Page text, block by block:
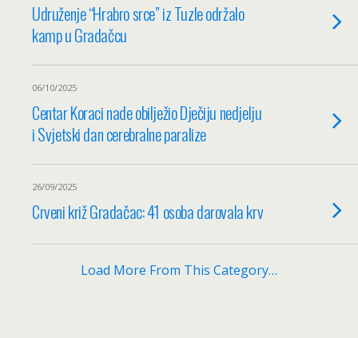
Udruženje “Hrabro srce” iz Tuzle održalo
kamp u Gradačcu
06/10/2025
Centar Koraci nade obilježio Dječiju nedjelju
i Svjetski dan cerebralne paralize
26/09/2025
Crveni križ Gradačac: 41 osoba darovala krv
Load More From This Category…